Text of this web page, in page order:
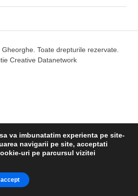
următor:
Toate drepturile rezervate.
Creative Datanetwork
va imbunatatim experienta pe site-
navigarii pe site, acceptati
uri pe parcursul vizitei
accept